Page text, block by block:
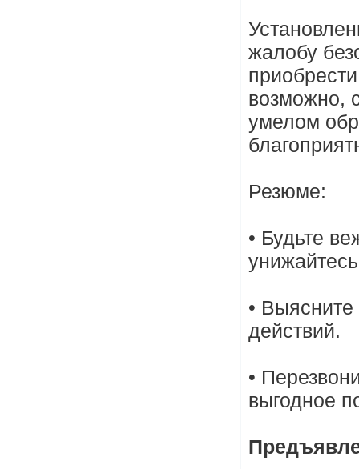
жалобу
возможно,
умелом
Резюме:
• Будьте
•
действий.
•
выгодное